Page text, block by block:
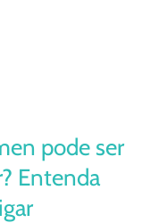
pode ser
Entenda